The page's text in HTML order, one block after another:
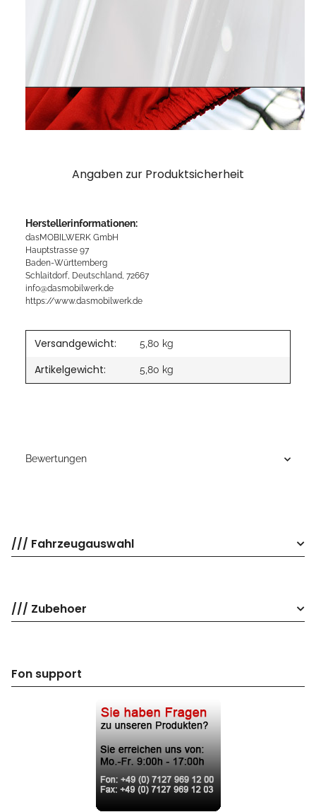
Angaben zur Produktsicherheit
Herstellerinformationen:
dasMOBILWERK GmbH
Hauptstrasse 97
Baden-Württemberg
Schlaitdorf, Deutschland, 72667
info@dasmobilwerk.de
https://www.dasmobilwerk.de
Versandgewicht: 5,80 kg
Artikelgewicht: 5,80 kg
Bewertungen
/// Fahrzeugauswahl
/// Zubehoer
Fon support